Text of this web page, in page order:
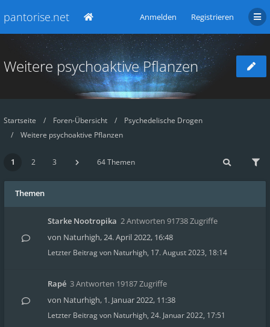
pantorise.net Anmelden Registrieren
Weitere psychoaktive Pflanzen
Startseite Foren-Übersicht
Psychedelische Drogen
Weitere psychoaktive Pflanzen
1 2 3 64 Themen
Themen
Starke Nootropika 2 Antworten 91738 Zugriffe
von Naturhigh,24. April 2022, 16:48
Letzter Beitrag von Naturhigh, 17. August 2023, 18:14
Rapé 3 Antworten 19187 Zugriffe
von Naturhigh, 1. Januar 2022, 11:38
Letzter Beitrag von Naturhigh, 24. Januar 2022, 17:51